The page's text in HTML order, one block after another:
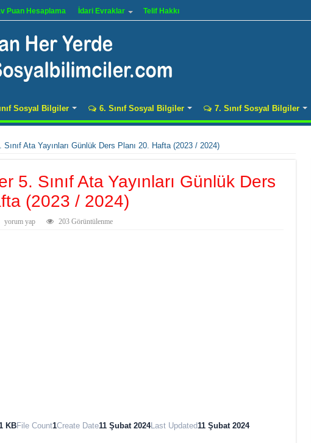
Puan Hesaplama İdari Evraklar Telif Hakkı
Sosyal Bilgiler 6. Sınıf Sosyal Bilgiler 7. Sınıf Sosyal Bilgiler
Ata Yayınları Günlük Ders Planı 20. Hafta (2023 / 2024)
5. Sınıf Ata Yayınları Günlük Ders
(2023 / 2024)
yorum yap 203 Görüntülenme
KBFile Count1Create Date11 Şubat 2024Last Updated11 Şubat 2024